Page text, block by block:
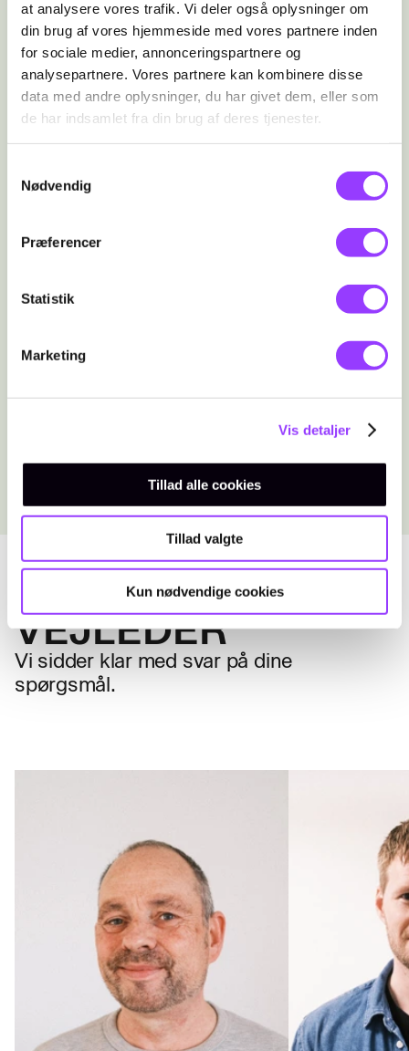
at analysere vores trafik. Vi deler også oplysninger om
din brug af vores hjemmeside med vores partnere inden
for sociale medier, annonceringspartnere og
analysepartnere. Vores partnere kan kombinere disse
data med andre oplysninger, du har givet dem, eller som
de har indsamlet fra din brug af deres tjenester.
Nødvendig
Præferencer
Statistik
Marketing
Vis detaljer
Tillad alle cookies
Tillad valgte
Kun nødvendige cookies
Denne studieretning baner vejen for
videre uddannelse inden for områder som
medicin, veterinærvidenskab eller biologi.
Samtidig giver den dig et solidt
fundament, hvis du overvejer en
professionsuddannelse som
sygeplejerske, bioanalytiker eller laborant.
Og ja, der er også masser af muligheder
sundhedssektoren, undervisning og
Videregående Uddannelser
uddannelser dine gymnasiefag åbner op
og klik
rundt blandt dine interesser for at se,
hvilke døre dine fagkombinationer kan
KONTAKT EN
VEJLEDER
Vi sidder klar med svar på dine
spørgsmål.